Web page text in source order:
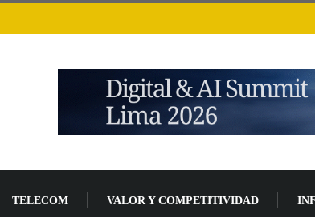
TELECOM VALOR Y COMPETITIVIDAD